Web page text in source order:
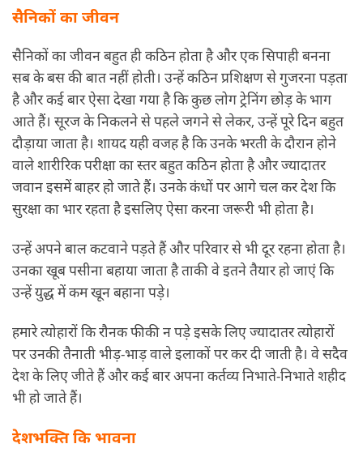
सैनिकों का जीवन
सैनिकों का जीवन बहुत ही कठिन होता है और एक सिपाही बनना
सब के बस की बात नहीं होती। उन्हें कठिन प्रशिक्षण से गुजरना पड़ता
है और कई बार ऐसा देखा गया है कि कुछ लोग ट्रेनिंग छोड़ के भाग
आते हैं। सूरज के निकलने से पहले जगने से लेकर, उन्हें पूरे दिन बहुत
दौड़ाया जाता है। शायद यही वजह है कि उनके भरती के दौरान होने
वाले शारीरिक परीक्षा का स्तर बहुत कठिन होता है और ज्यादातर
जवान इसमें बाहर हो जाते हैं। उनके कंधों पर आगे चल कर देश कि
सुरक्षा का भार रहता है इसलिए ऐसा करना जरूरी भी होता है।
उन्हें अपने बाल कटवाने पड़ते हैं और परिवार से भी दूर रहना होता है।
उनका खूब पसीना बहाया जाता है ताकी वे इतने तैयार हो जाएं कि
उन्हें युद्ध में कम खून बहाना पड़े।
हमारे त्योहारों कि रौनक फीकी न पड़े इसके लिए ज्यादातर त्योहारों
पर उनकी तैनाती भीड़-भाड़ वाले इलाकों पर कर दी जाती है। वे सदैव
देश के लिए जीते हैं और कई बार अपना कर्तव्य निभाते-निभाते शहीद
भी हो जाते हैं।
देशभक्ति कि भावना